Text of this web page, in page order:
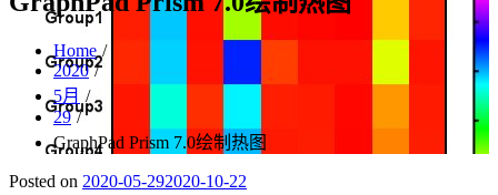
Home
2020
5月
29
GraphPad Prism 7.0绘制热图
Posted on 2020-05-292020-10-22